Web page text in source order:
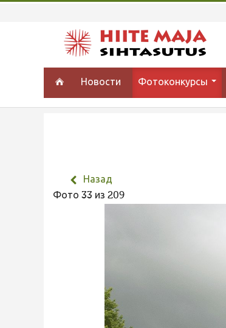
Новости Фотоконкурсы
Назад
Фото 33 из 209